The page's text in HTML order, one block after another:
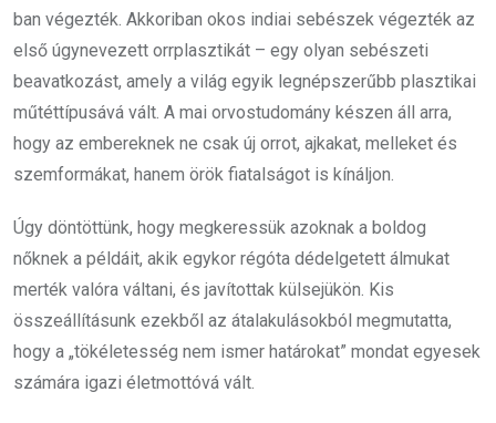
ban végezték. Akkoriban okos indiai sebészek végezték az
első úgynevezett orrplasztikát – egy olyan sebészeti
beavatkozást, amely a világ egyik legnépszerűbb plasztikai
műtéttípusává vált. A mai orvostudomány készen áll arra,
hogy az embereknek ne csak új orrot, ajkakat, melleket és
szemformákat, hanem örök fiatalságot is kínáljon.
Úgy döntöttünk, hogy megkeressük azoknak a boldog
nőknek a példáit, akik egykor régóta dédelgetett álmukat
merték valóra váltani, és javítottak külsejükön. Kis
összeállításunk ezekből az átalakulásokból megmutatta,
hogy a „tökéletesség nem ismer határokat” mondat egyesek
számára igazi életmottóvá vált.